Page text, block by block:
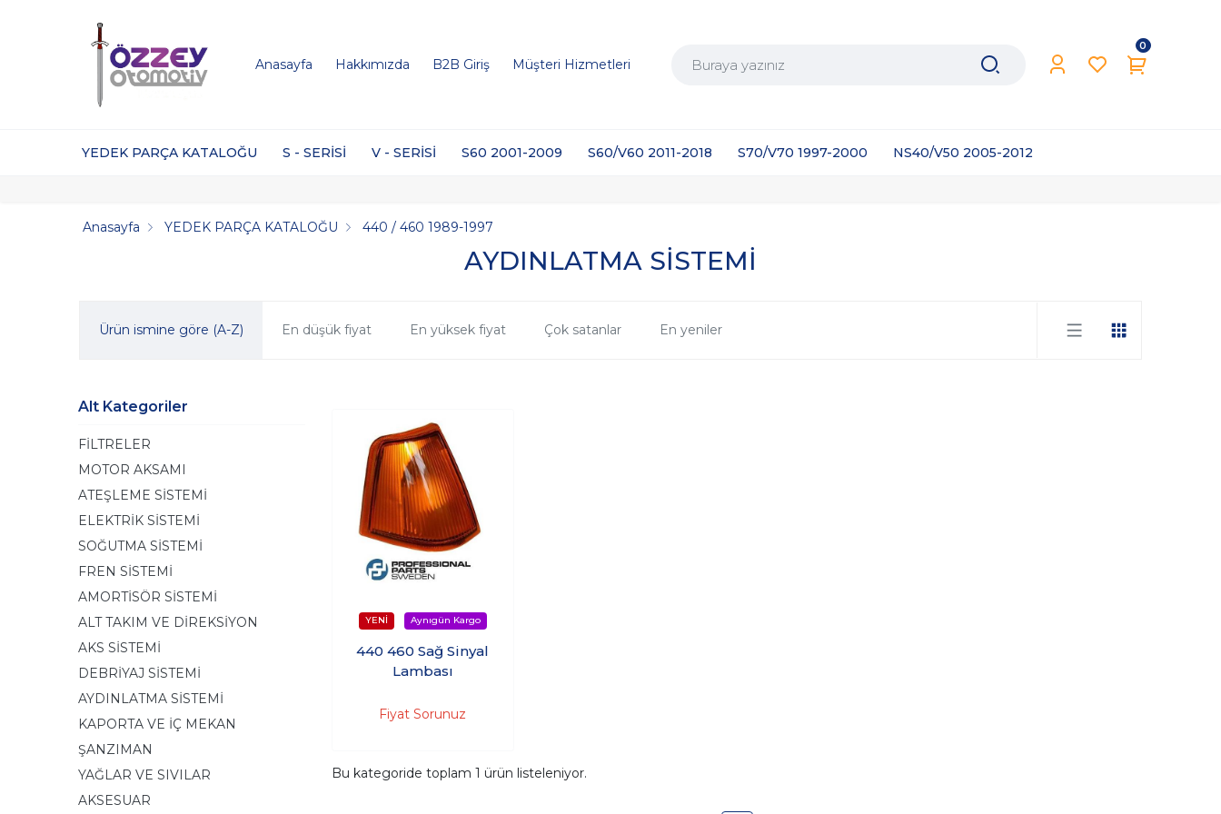
Anasayfa Hakkımızda B2B Giriş Müşteri Hizmetleri
0
YEDEK PARÇA KATALOĞU S - SERİSİ V - SERİSİ S60 2001-2009 S60/V60 2011-2018 S70/V70 1997-2000 NS40/V50 2005-2012
AYDINLATMA SİSTEMİ
Anasayfa YEDEK PARÇA KATALOĞU 440 / 460 1989-1997
Ürün ismine göre (A-Z) En düşük fiyat En yüksek fiyat Çok satanlar En yeniler
Alt Kategoriler
FİLTRELER
MOTOR AKSAMI
ATEŞLEME SİSTEMİ
ELEKTRİK SİSTEMİ
SOĞUTMA SİSTEMİ
FREN SİSTEMİ
AMORTİSÖR SİSTEMİ
ALT TAKIM VE DİREKSİYON
AKS SİSTEMİ
DEBRİYAJ SİSTEMİ
AYDINLATMA SİSTEMİ
KAPORTA VE İÇ MEKAN
ŞANZIMAN
YAĞLAR VE SIVILAR
AKSESUAR
440 460 Sağ Sinyal
Lambası
Fiyat Sorunuz
Bu kategoride toplam 1 ürün listeleniyor.